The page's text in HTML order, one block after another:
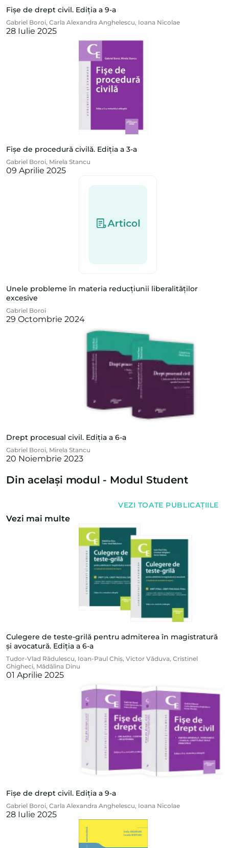
Fișe de drept civil. Ediția a 9-a
Gabriel Boroi, Carla Alexandra Anghelescu, Ioana Nicolae
28 Iulie 2025
Fișe de procedură civilă. Ediția a 3-a
Gabriel Boroi, Mirela Stancu
09 Aprilie 2025
Unele probleme în materia reducțiunii liberalităților
excesive
Gabriel Boroi
29 Octombrie 2024
Drept procesual civil. Ediția a 6-a
Gabriel Boroi, Mirela Stancu
20 Noiembrie 2023
Din același modul - Modul Student
VEZI TOATE PUBLICAȚIILE
Vezi mai multe
Culegere de teste-grilă pentru admiterea în magistratură
și avocatură. Ediția a 6-a
Tudor-Vlad Rădulescu, Ioan-Paul Chiș, Victor Văduva, Cristinel
Ghigheci, Mădălina Dinu
01 Aprilie 2025
Fișe de drept civil. Ediția a 9-a
Gabriel Boroi, Carla Alexandra Anghelescu, Ioana Nicolae
28 Iulie 2025